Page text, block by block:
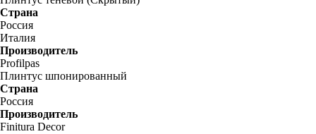
Страна
Россия
Италия
Производитель
Profilpas
Плинтус шпонированный
Страна
Россия
Производитель
Finitura Decor